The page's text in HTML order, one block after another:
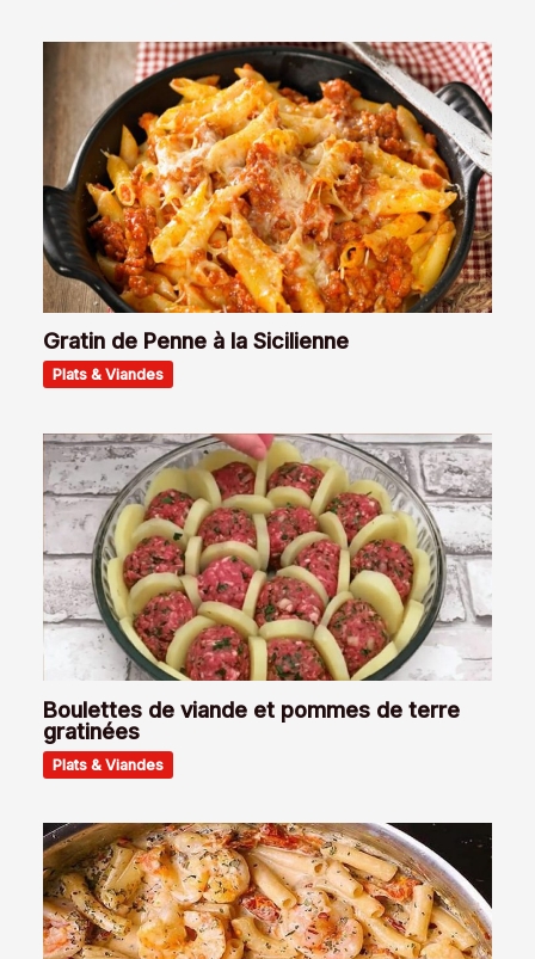
Gratin de Penne à la Sicilienne
Plats & Viandes
Boulettes de viande et pommes de terre
gratinées
Plats & Viandes